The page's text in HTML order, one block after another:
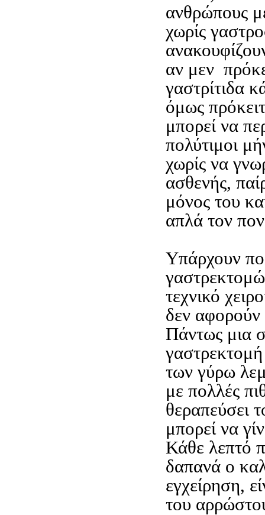
ανθρώπους
χωρίς
αν μεν
γαστρίτιδα
όμως
μπορεί να
πολύτιμοι
χωρίς να
ασθενής,
μόνος του
απλά τον
Υπάρχουν
τεχνικό
δεν
Πάντως μια
των γύρω
με πολλές
θεραπεύσει
μπορεί να
Κάθε λεπτό
δαπανά ο
εγχείρηση,
του